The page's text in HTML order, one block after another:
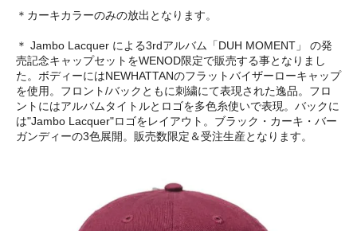
＊カーキカラーのみの放出となります。
＊ Jambo Lacquer による3rdアルバム「DUH MOMENT」 の発
売記念キャップセットをWENOD限定で販売する事となりまし
た。ボディーにはNEWHATTANのフラットバイザーローキャップ
を使用。フロント/バックともに刺繍にて表現された逸品。フロ
ントにはアルバムタイトルとロゴを多色糸使いで表現。バックに
は"Jambo Lacquer"ロゴをレイアウト。ブラック・カーキ・バー
ガンディーの3色展開。販売数限定＆受注生産となります。